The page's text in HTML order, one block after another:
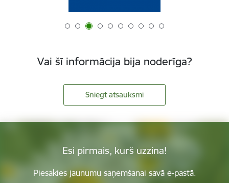
Vai šī informācija bija noderīga?
Sniegt atsauksmi
Esi pirmais, kurš uzzina!
Piesakies jaunumu saņemšanai savā e-pastā.